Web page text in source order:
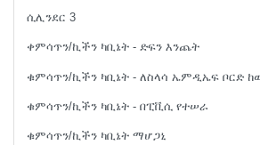
ሲሊንደር 3
ቀምሳጥን/ኪችን ካቢኔት - ድፍን እንጨት
ቁምሳጥን/ኪችን ካቢኔት - በፒቪሲ የተሠራ
ቁምሳጥን/ኪችን ካቢኔት ማሆጋኒ